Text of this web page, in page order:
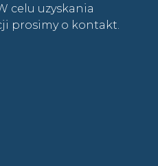
celu uzyskania
prosimy o kontakt.